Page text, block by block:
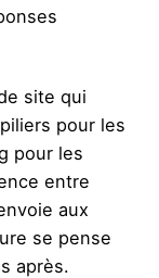
site qui
pour les
pour les
entre
aux
se pense
après.